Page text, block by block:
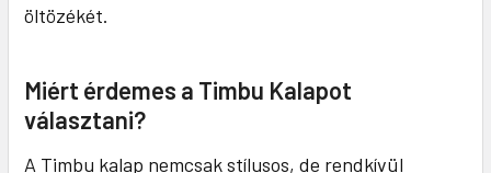
öltözékét.
Miért érdemes a Timbu Kalapot
választani?
A Timbu kalap nemcsak stílusos, de rendkívül